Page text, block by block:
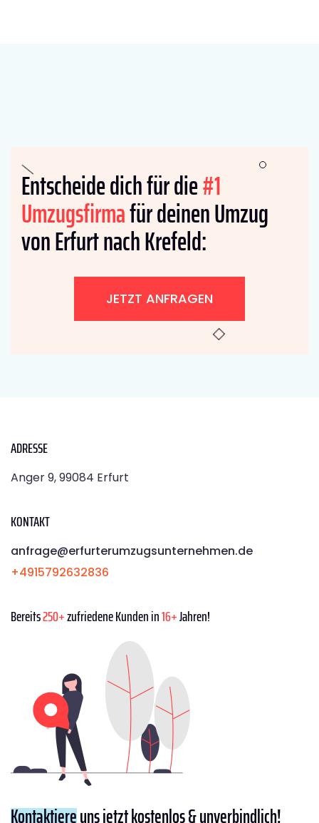
Entscheide dich für die#1
Umzugsfirmafür deinen Umzug
von Erfurt nach Krefeld:
JETZT ANFRAGEN
ADRESSE
Anger 9, 99084 Erfurt
KONTAKT
anfrage@erfurterumzugsunternehmen.de
+4915792632836
Bereits250+zufriedene Kunden in16+Jahren!
Kontaktiereuns jetzt kostenlos & unverbindlich!